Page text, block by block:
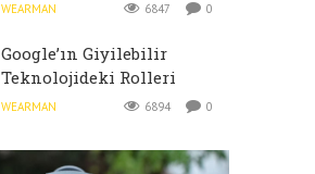
WEARMAN 6847 0
Google’ın Giyilebilir
Teknolojideki Rolleri
WEARMAN 6894 0